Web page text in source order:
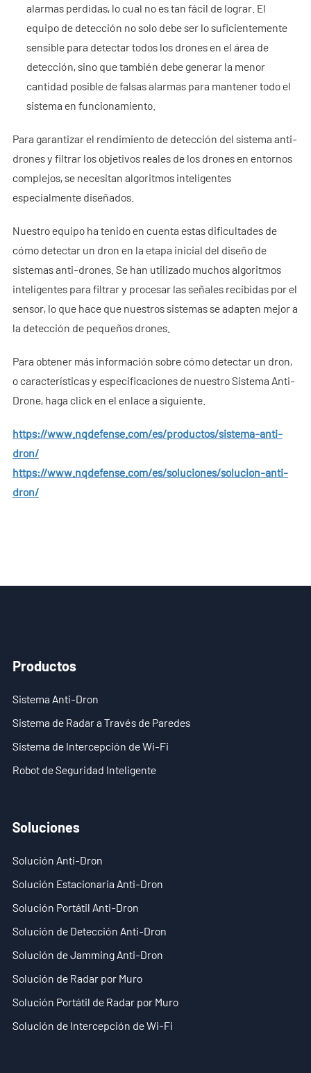
- - ND-UR002 Vehículo Operado Remotamente
Soluciones
- Solución Anti-Dron
- Solución Estacionaria Anti-Dron
- Solución de Detección Anti-Dron
- Solución de Jamming Anti-Dron
- Solución de Radar por Muro
- Solución Portátil de Radar por Muro
- Solución de Intercepción de Wi-Fi
Sala de Noticias
- Noticias de la Compañía
- Blog
- Descargar
alarmas perdidas, lo cual no es tan fácil de lograr. El
equipo de detección no solo debe ser lo suficientemente
sensible para detectar todos los drones en el área de
detección, sino que también debe generar la menor
cantidad posible de falsas alarmas para mantener todo el
sistema en funcionamiento.
Para garantizar el rendimiento de detección del sistema anti-
drones y filtrar los objetivos reales de los drones en entornos
complejos, se necesitan algoritmos inteligentes
especialmente diseñados.
Nuestro equipo ha tenido en cuenta estas dificultades de
cómo detectar un dron en la etapa inicial del diseño de
sistemas anti-drones. Se han utilizado muchos algoritmos
inteligentes para filtrar y procesar las señales recibidas por el
sensor, lo que hace que nuestros sistemas se adapten mejor a
la detección de pequeños drones.
Para obtener más información sobre cómo detectar un dron,
o características y especificaciones de nuestro Sistema Anti-
Drone, haga click en el enlace a siguiente.
https://www.nqdefense.com/es/productos/sistema-anti-
dron/
https://www.nqdefense.com/es/soluciones/solucion-anti-
dron/
Productos
Sistema Anti-Dron
Sistema de Radar a Través de Paredes
Sistema de Intercepción de Wi-Fi
Robot de Seguridad Inteligente
Soluciones
Solución Anti-Dron
Solución Estacionaria Anti-Dron
Solución Portátil Anti-Dron
Solución de Detección Anti-Dron
Solución de Jamming Anti-Dron
Solución de Radar por Muro
Solución Portátil de Radar por Muro
Solución de Intercepción de Wi-Fi